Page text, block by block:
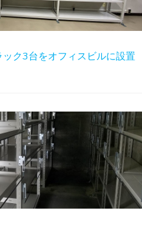
ック3台をオフィスビルに設置